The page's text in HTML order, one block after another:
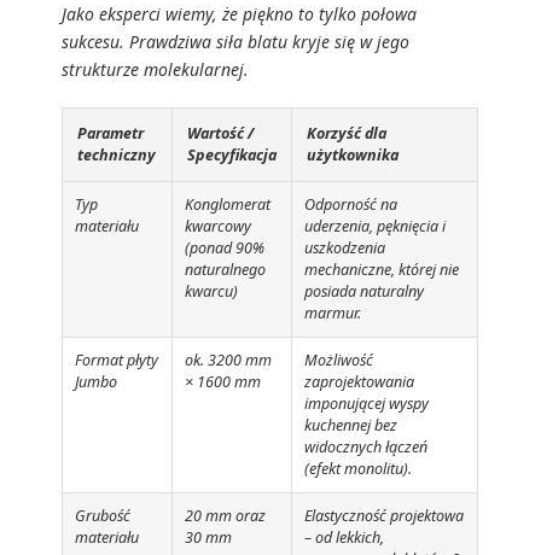
Jako eksperci wiemy, że piękno to tylko połowa
sukcesu. Prawdziwa siła blatu kryje się w jego
strukturze molekularnej.
Parametr
techniczny
Wartość /
Specyfikacja
Korzyść dla
użytkownika
Typ
materiału
Konglomerat
kwarcowy
(ponad 90%
naturalnego
kwarcu)
Odporność na
uderzenia, pęknięcia i
uszkodzenia
mechaniczne, której nie
posiada naturalny
marmur.
Format płyty
Jumbo
ok. 3200 mm
× 1600 mm
Możliwość
zaprojektowania
imponującej wyspy
kuchennej bez
widocznych łączeń
(efekt monolitu).
Grubość
materiału
20 mm oraz
30 mm
Elastyczność projektowa
– od lekkich,